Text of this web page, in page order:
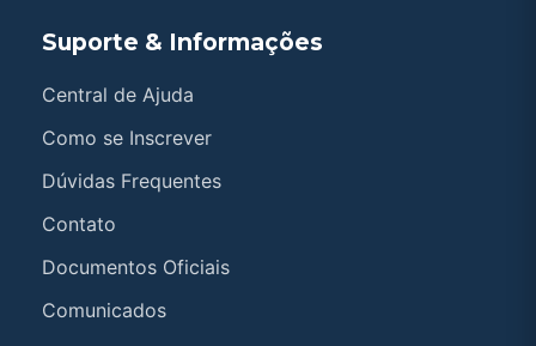
Suporte & Informações
Central de Ajuda
Como se Inscrever
Dúvidas Frequentes
Contato
Documentos Oficiais
Comunicados